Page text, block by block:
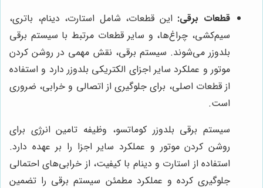
قطعات برقی: این قطعات، شامل استارت، دینام، باتری،
سیم‌کشی، چراغ‌ها، و سایر قطعات مرتبط با سیستم برقی
بلدوزر می‌شوند. سیستم برقی، نقش مهمی در روشن کردن
موتور و عملکرد سایر اجزای الکتریکی بلدوزر دارد و استفاده
از قطعات اصلی، برای جلوگیری از اتصالی و خرابی، ضروری
است.
سیستم برقی بلدوزر کوماتسو، وظیفه تامین انرژی برای
روشن کردن موتور و عملکرد سایر اجزا را بر عهده دارد.
استفاده از استارت و دینام با کیفیت، از خرابی‌های احتمالی
جلوگیری کرده و عملکرد مطمئن سیستم برقی را تضمین